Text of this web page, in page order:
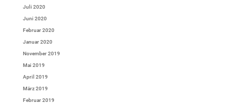
Juli 2020
Juni 2020
Februar 2020
Januar 2020
November 2019
Mai 2019
April 2019
März 2019
Februar 2019